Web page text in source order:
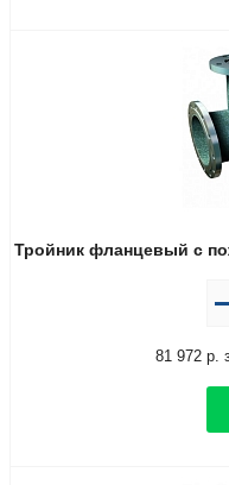
Тройник фланцевый с
81 972 р.